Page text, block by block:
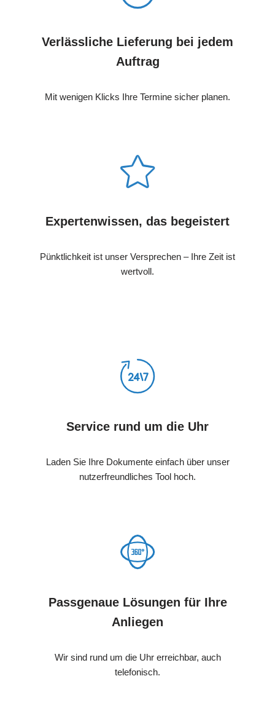
Verlässliche Lieferung bei jedem
Auftrag
Mit wenigen Klicks Ihre Termine sicher planen.
Expertenwissen, das begeistert
Pünktlichkeit ist unser Versprechen – Ihre Zeit ist
wertvoll.
Service rund um die Uhr
Laden Sie Ihre Dokumente einfach über unser
nutzerfreundliches Tool hoch.
Passgenaue Lösungen für Ihre
Anliegen
Wir sind rund um die Uhr erreichbar, auch
telefonisch.